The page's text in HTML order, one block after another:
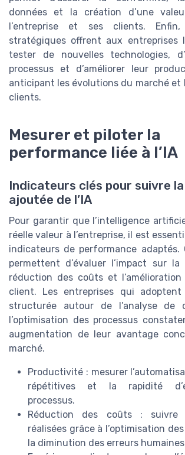
données et la création d’une
l’entreprise et ses clients.
stratégiques offrent aux entreprises
tester de nouvelles technologies,
processus et d’améliorer leur
anticipant les évolutions du marché et
clients.
Mesurer et piloter la
performance liée à l’IA
Indicateurs clés pour suivre
ajoutée de l’IA
Pour garantir que l’intelligence
réelle valeur à l’entreprise, il est
indicateurs de performance adaptés.
permettent d’évaluer l’impact sur
réduction des coûts et l’amélioration
client. Les entreprises qui adoptent
structurée autour de l’analyse de
l’optimisation des processus
augmentation de leur avantage
marché.
Productivité : mesurer
répétitives et la rapidité
processus.
Réduction des coûts : suivre
réalisées grâce à l’optimisation
la diminution des erreurs